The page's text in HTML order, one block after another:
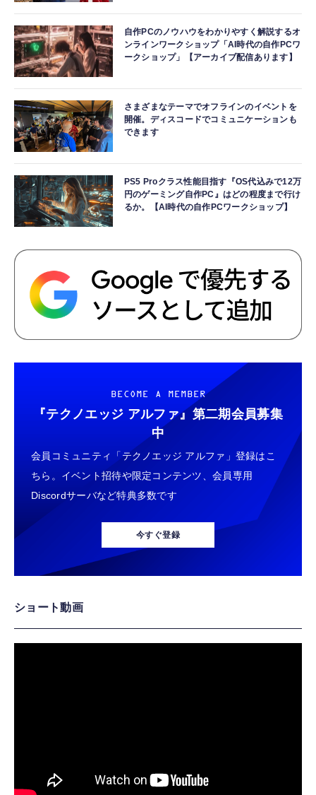
自作PCのノウハウをわかりやすく解説するオ
ンラインワークショップ「AI時代の自作PCワ
ークショップ」【アーカイブ配信あります】
さまざまなテーマでオフラインのイベントを
開催。ディスコードでコミュニケーションも
できます
PS5 Proクラス性能目指す『OS代込みで12万
円のゲーミング自作PC』はどの程度まで行け
るか。【AI時代の自作PCワークショップ】
BECOME A MEMBER
『テクノエッジ アルファ』 第二期会員募集
中
会員コミュニティ「テクノエッジ アルファ」登録はこ
ちら。イベント招待や限定コンテンツ、会員専用
Discordサーバなど特典多数です
今すぐ登録
ショート動画